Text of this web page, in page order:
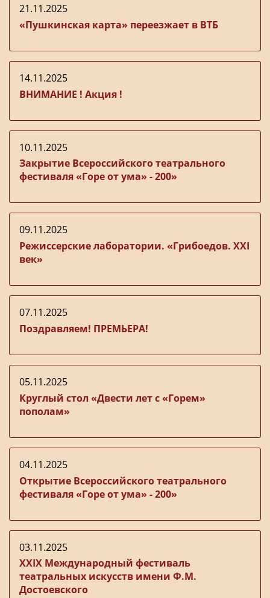
21.11.2025
«Пушкинская карта» переезжает в ВТБ
14.11.2025
ВНИМАНИЕ ! Акция !
10.11.2025
Закрытие Всероссийского театрального
фестиваля «Горе от ума» - 200»
09.11.2025
Режиссерские лаборатории. «Грибоедов. ХХI
век»
07.11.2025
Поздравляем! ПРЕМЬЕРА!
05.11.2025
Круглый стол «Двести лет с «Горем»
пополам»
04.11.2025
Открытие Всероссийского театрального
фестиваля «Горе от ума» - 200»
03.11.2025
ХХIХ Международный фестиваль
театральных искусств имени Ф.М.
Достоевского